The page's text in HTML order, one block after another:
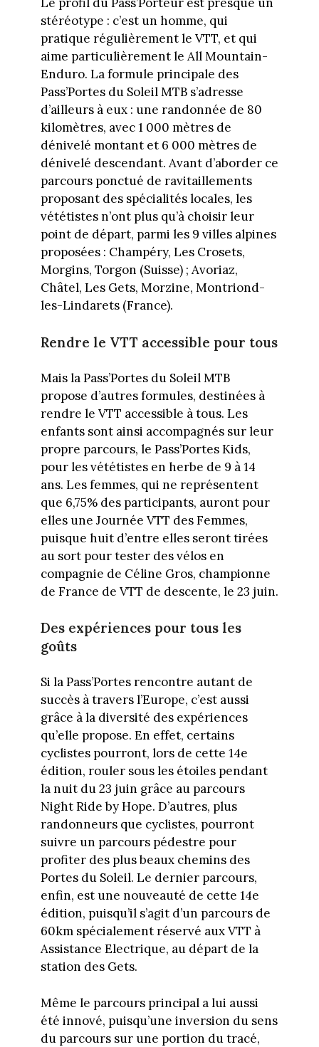
stéréotype : c’est un homme, qui
pratique régulièrement le VTT, et qui
aime particulièrement le All Mountain-
Enduro. La formule principale des
Pass’Portes du Soleil MTB s’adresse
d’ailleurs à eux : une randonnée de 80
kilomètres, avec 1 000 mètres de
dénivelé montant et 6 000 mètres de
dénivelé descendant. Avant d’aborder ce
parcours ponctué de ravitaillements
proposant des spécialités locales, les
vététistes n’ont plus qu’à choisir leur
point de départ, parmi les 9 villes alpines
proposées : Champéry, Les Crosets,
Morgins, Torgon (Suisse) ; Avoriaz,
Châtel, Les Gets, Morzine, Montriond-
les-Lindarets (France).
Rendre le VTT accessible pour tous
Mais la Pass’Portes du Soleil MTB
propose d’autres formules, destinées à
rendre le VTT accessible à tous. Les
enfants sont ainsi accompagnés sur leur
propre parcours, le Pass’Portes Kids,
pour les vététistes en herbe de 9 à 14
ans. Les femmes, qui ne représentent
que 6,75% des participants, auront pour
elles une Journée VTT des Femmes,
puisque huit d’entre elles seront tirées
au sort pour tester des vélos en
compagnie de Céline Gros, championne
de France de VTT de descente, le 23 juin.
Des expériences pour tous les
goûts
Si la Pass’Portes rencontre autant de
succès à travers l’Europe, c’est aussi
grâce à la diversité des expériences
qu’elle propose. En effet, certains
cyclistes pourront, lors de cette 14e
édition, rouler sous les étoiles pendant
la nuit du 23 juin grâce au parcours
Night Ride by Hope. D’autres, plus
randonneurs que cyclistes, pourront
suivre un parcours pédestre pour
profiter des plus beaux chemins des
Portes du Soleil. Le dernier parcours,
enfin, est une nouveauté de cette 14e
édition, puisqu’il s’agit d’un parcours de
60km spécialement réservé aux VTT à
Assistance Electrique, au départ de la
station des Gets.
Même le parcours principal a lui aussi
été innové, puisqu’une inversion du sens
du parcours sur une portion du tracé,